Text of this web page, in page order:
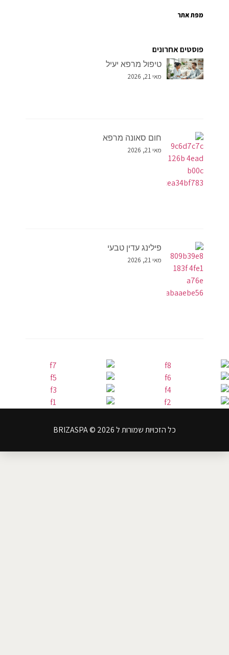
מפת אתר
פוסטים אחרונים
טיפול מרפא יעיל
מאי 21, 2026
חום סאונה מרפא
מאי 21, 2026
פילינג עדין טבעי
מאי 21, 2026
כל הזכויות שמורות ל BRIZASPA © 2026